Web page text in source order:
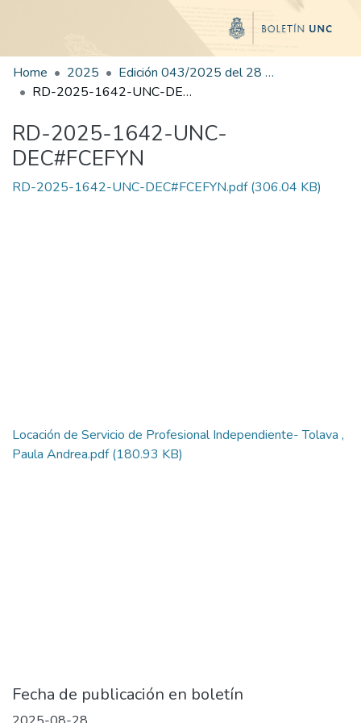
Home 2025
Edición 043/2025 del 28 de agosto de 2025
RD-2025-1642-UNC-DEC#FCEFYN
RD-2025-1642-UNC-
DEC#FCEFYN
RD-2025-1642-UNC-DEC#FCEFYN.pdf(306.04 KB)
Locación de Servicio de Profesional Independiente- Tolava ,
Paula Andrea.pdf(180.93 KB)
Fecha de publicación en boletín